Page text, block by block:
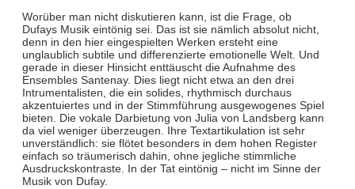
Worüber man nicht diskutieren kann, ist die Frage, ob
Dufays Musik eintönig sei. Das ist sie nämlich absolut nicht,
denn in den hier eingespielten Werken ersteht eine
unglaublich subtile und differenzierte emotionelle Welt. Und
gerade in dieser Hinsicht enttäuscht die Aufnahme des
Ensembles Santenay. Dies liegt nicht etwa an den drei
Intrumentalisten, die ein solides, rhythmisch durchaus
akzentuiertes und in der Stimmführung ausgewogenes Spiel
bieten. Die vokale Darbietung von Julia von Landsberg kann
da viel weniger überzeugen. Ihre Textartikulation ist sehr
unverständlich: sie flötet besonders in dem hohen Register
einfach so träumerisch dahin, ohne jegliche stimmliche
Ausdruckskontraste. In der Tat eintönig – nicht im Sinne der
Musik von Dufay.